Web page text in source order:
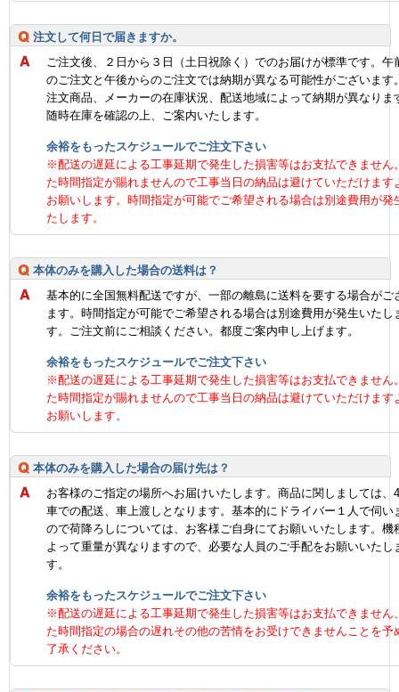
注文して何日で届きますか。
ご注文後、２日から３日（土日祝除く）でのお届けが標準です。午
のご注文と午後からのご注文では納期が異なる可能性がございます
注文商品、メーカーの在庫状況、配送地域によって納期が異なりま
随時在庫を確認の上、ご案内いたします。
余裕をもったスケジュールでご注文下さい
※配送の遅延による工事延期で発生した損害等はお支払できません
た時間指定が賜れませんので工事当日の納品は避けていただけます
お願いします。時間指定が可能でご希望される場合は別途費用が発
たします。
本体のみを購入した場合の送料は？
基本的に全国無料配送ですが、一部の離島に送料を要する場合がご
ます。時間指定が可能でご希望される場合は別途費用が発生いたし
す。ご注文前にご相談ください。都度ご案内申し上げます。
余裕をもったスケジュールでご注文下さい
※配送の遅延による工事延期で発生した損害等はお支払できません
た時間指定が賜れませんので工事当日の納品は避けていただけます
お願いします。
本体のみを購入した場合の届け先は？
お客様のご指定の場所へお届けいたします。商品に関しましては、
車での配送、車上渡しとなります。基本的にドライバー１人で伺い
ので荷降ろしについては、お客様ご自身にてお願いいたします。機
よって重量が異なりますので、必要な人員のご手配をお願いいたし
す。
余裕をもったスケジュールでご注文下さい
※配送の遅延による工事延期で発生した損害等はお支払できません
た時間指定の場合の遅れその他の苦情をお受けできませんことを予
了承ください。